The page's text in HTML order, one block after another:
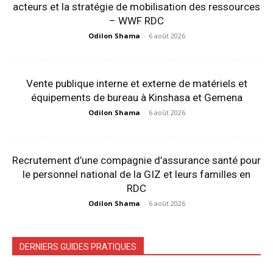
acteurs et la stratégie de mobilisation des ressources
– WWF RDC
Odilon Shama - 6 août 2026
Vente publique interne et externe de matériels et
équipements de bureau à Kinshasa et Gemena
Odilon Shama - 6 août 2026
Recrutement d’une compagnie d’assurance santé pour
le personnel national de la GIZ et leurs familles en
RDC
Odilon Shama - 6 août 2026
DERNIERS GUIDES PRATIQUES